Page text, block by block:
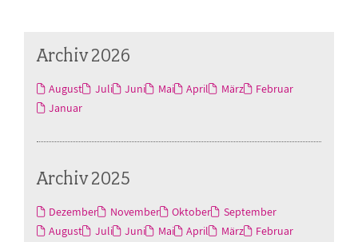
Archiv 2026
August Juli Juni Mai April März
Februar
Januar
Archiv 2025
Dezember November Oktober
September
August
Juli Juni Mai April März
Februar